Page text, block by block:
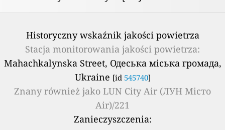
Historyczny wskaźnik jakości powietrza
Stacja monitorowania jakości powietrza:
Mahachkalynska Street, Одеська міська громада,
Ukraine [id 545740]
Znany również jako LUN City Air (ЛУН Місто
Air)/221
Zanieczyszczenia: